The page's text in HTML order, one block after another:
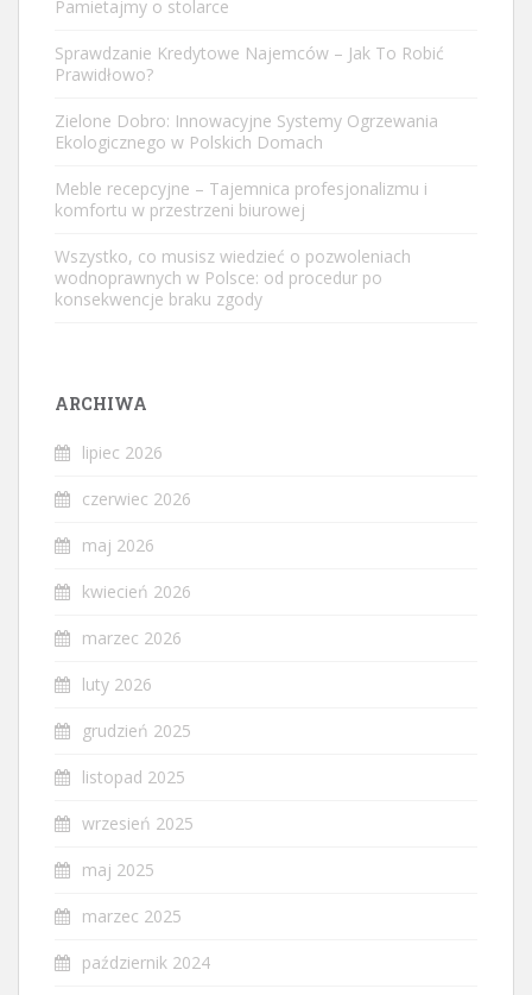
Pamietajmy o stolarce
Sprawdzanie Kredytowe Najemców – Jak To Robić
Prawidłowo?
Zielone Dobro: Innowacyjne Systemy Ogrzewania
Ekologicznego w Polskich Domach
Meble recepcyjne – Tajemnica profesjonalizmu i
komfortu w przestrzeni biurowej
Wszystko, co musisz wiedzieć o pozwoleniach
wodnoprawnych w Polsce: od procedur po
konsekwencje braku zgody
ARCHIWA
lipiec 2026
czerwiec 2026
maj 2026
kwiecień 2026
marzec 2026
luty 2026
grudzień 2025
listopad 2025
wrzesień 2025
maj 2025
marzec 2025
październik 2024